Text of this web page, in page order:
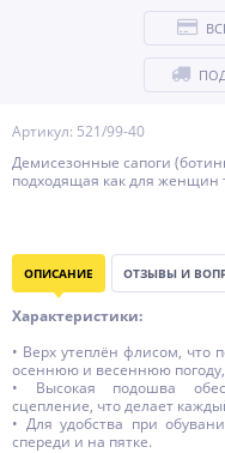
Артикул: 521/99-40
Демисезонные сапоги
подходящая как для женщин
ОПИСАНИЕ ОТЗЫВЫ И
Характеристики:
• Верх утеплён флисом, что
осеннюю и весеннюю
• Высокая подошва
сцепление, что делает
• Для удобства при
спереди и на пятке.